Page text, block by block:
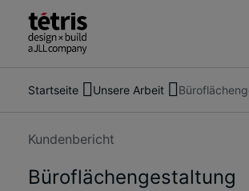
Über uns
Dienstleistungen
Unsere Arbeit
Kontakt
Startseite Unsere Arbeit
Suche
nach
Menschen,
Nachrichten
Kundenbericht
Büroflächengestaltung